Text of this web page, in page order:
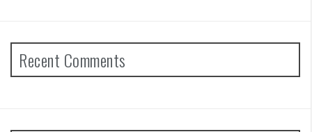
Recent Comments